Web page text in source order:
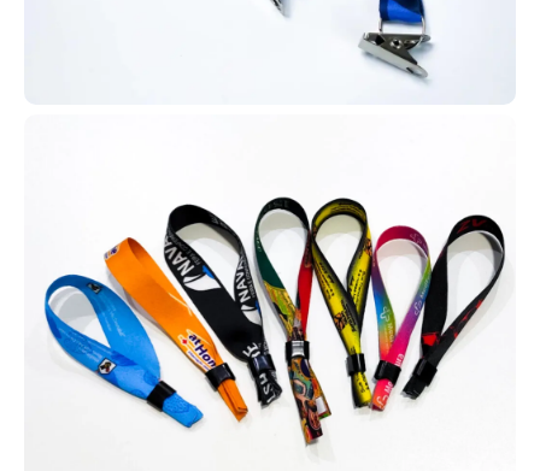
As carteirinhas escolares em PVC
são amplamente utilizadas para
identificação de estudantes e
ou versões simples, conforme a
demanda de cada instituição.
Para escolas e faculdades de Marília, fabricamos carteirinhas
estudantis em PVC com ou sem tecnologia RFID. Disponibilizamos
vários modelos em nosso site para facilitar a escolha da
instituição.
Solicite já o seu projeto de carteirinhas! É simples: fale conosco
pelo WhatsApp e receba um atendimento rápido, com suporte
completo do início ao fim do processo.